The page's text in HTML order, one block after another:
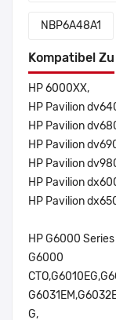
NBP6A48A1
Kompatibel Zu
HP 6000XX,
HP Pavilion
HP Pavilion
HP Pavilion
HP Pavilion
HP Pavilion
HP Pavilion
HP G6000 Series
G6000
G,